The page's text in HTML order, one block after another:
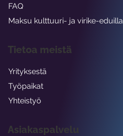
Asiakaspalvelu
FAQ
Maksu kulttuuri- ja virike-eduilla
Tietoa meistä
Yrityksestä
Työpaikat
Yhteistyö